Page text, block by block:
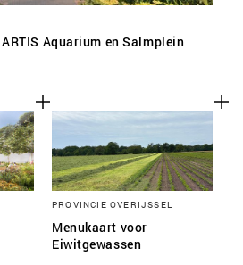
Aquarium en Salmplein
PROVINCIE OVERIJSSEL
Menukaart voor
Eiwitgewassen